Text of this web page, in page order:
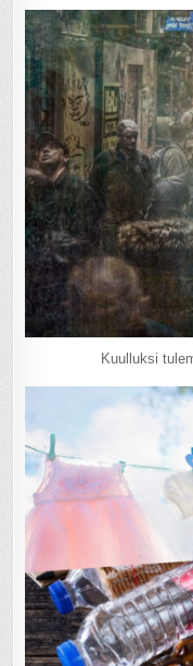
Kuulluksi